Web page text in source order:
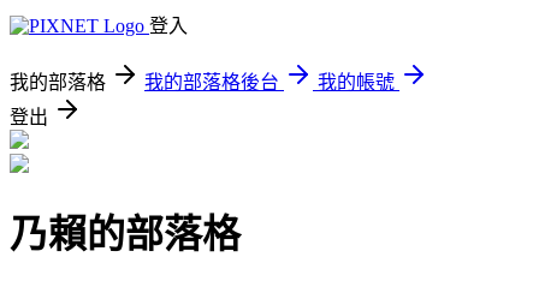
登入
我的部落格 我的部落格後台
我的帳號
登出
乃賴的部落格